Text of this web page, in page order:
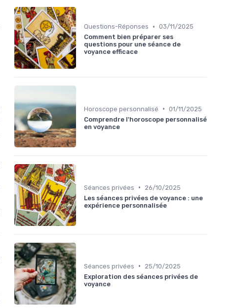
Questions-Réponses • 03/11/2025
Comment bien préparer ses
questions pour une séance de
voyance efficace
Horoscope personnalisé • 01/11/2025
Comprendre l'horoscope personnalisé
en voyance
Séances privées •
26/10/2025
Les séances privées de voyance : une
expérience personnalisée
Séances privées •
25/10/2025
Exploration des séances privées de
voyance